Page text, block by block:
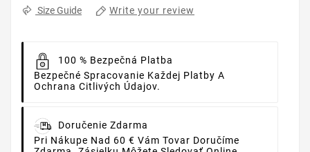
Size Guide Write your review
100 % Bezpečná Platba
Bezpečné Spracovanie Každej Platby A
Ochrana Citlivých Údajov.
Doručenie Zdarma
Pri Nákupe Nad 60 € Vám Tovar Doručíme